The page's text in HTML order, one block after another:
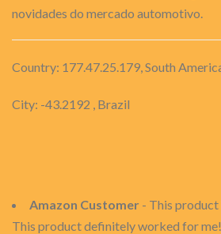
novidades do mercado automotivo.
Country: 177.47.25.179, South
City: -43.2192 , Brazil
Amazon Customer - This
This product definitely worked for